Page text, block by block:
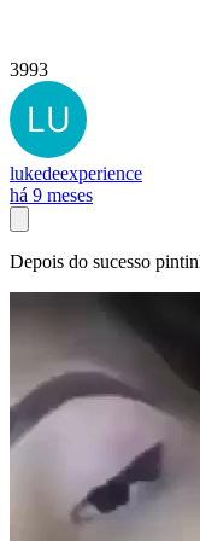
3993
lukedeexperience
há 9 meses
Depois do sucesso